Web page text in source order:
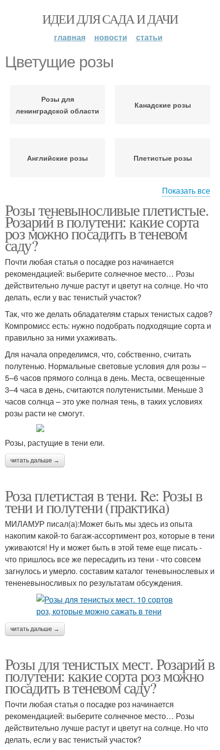
ИДЕИ ДЛЯ САДА И ДАЧИ
главная новости статьи
Цветущие розы
Розы для
ленинградской области
Канадские розы
Английские розы Плетистые розы
мест
Почвопокровные розы
Розы для полутенистых
мест
Чайная роза
Уход за розами Розы для полутени
Теневые розы Температура для роз
Садовые розы
Розы для посадки Зимостойкие розы
Чайно-гибридная роза Английская роза
Обильноцветущая роза
Показать все
Розы теневыносливые плетистые.
Розарий в полутени: какие сорта
роз можно посадить в теневом
саду?
Почти любая статья о посадке роз начинается
рекомендацией: выберите солнечное место… Розы
действительно лучше растут и цветут на солнце. Но что
делать, если у вас тенистый участок?
Так, что же делать обладателям старых тенистых садов?
Компромисс есть: нужно подобрать подходящие сорта и
правильно за ними ухаживать.
Для начала определимся, что, собственно, считать
полутенью. Нормальные световые условия для розы –
5–6 часов прямого солнца в день. Места, освещенные
3–4 часа в день, считаются полутенистыми. Меньше 3
часов солнца – это уже полная тень, в таких условиях
розы расти не смогут.
Розы, растущие в тени ели.
читать дальше →
Роза плетистая в тени. Re: Розы в
тени и полутени (практика)
МИЛАМУР писал(а):Может быть мы здесь из опыта
накопим какой-то багаж-ассортимент роз, которые в тени
уживаются! Ну и может быть в этой теме еще писать -
что пришлось все же пересадить из тени - что совсем
загнулось и умерло. составим каталог теневынослевых и
тененевыносливых по результатам обсуждения.
читать дальше →
Розы для тенистых мест. Розарий в
полутени: какие сорта роз можно
посадить в теневом саду?
Почти любая статья о посадке роз начинается
рекомендацией: выберите солнечное место… Розы
действительно лучше растут и цветут на солнце. Но что
делать, если у вас тенистый участок?